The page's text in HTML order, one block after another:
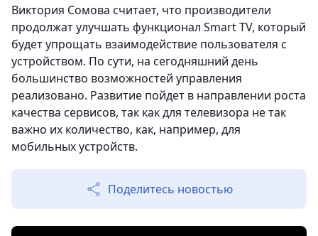
Виктория Сомова считает, что производители
продолжат улучшать функционал Smart TV, который
будет упрощать взаимодействие пользователя с
устройством. По сути, на сегодняшний день
большинство возможностей управления
реализовано. Развитие пойдет в направлении роста
качества сервисов, так как для телевизора не так
важно их количество, как, например, для
мобильных устройств.
Поделитесь новостью